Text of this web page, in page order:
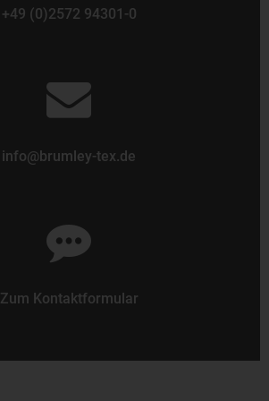
+49 (0)2572 94301-0
info@brumley-tex.de
Zum Kontaktformular